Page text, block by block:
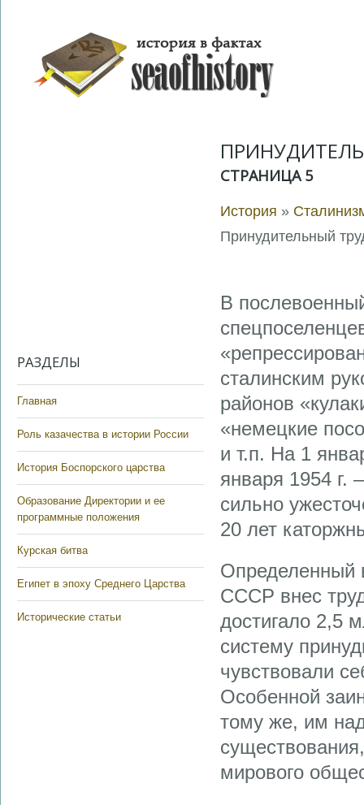
РАЗДЕЛЫ
Главная
Роль казачества в истории России
История Боспорского царства
Образование Директории и ее
программные положения
Курская битва
Египет в эпоху Среднего Царства
Исторические статьи
СТРАНИЦА 5
История »
Принудительный
В
сталинским
районов
«немецкие
и т.п. На 1
января 1954
сильно
20 лет
Определенный
СССР внес
достигало 2,5
систему
чувствовали
Особенной
тому же, им
мирового